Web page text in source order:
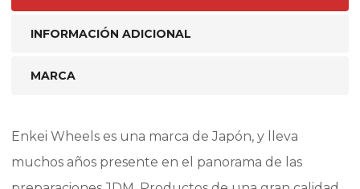
INFORMACIÓN ADICIONAL
MARCA
Enkei Wheels es una marca de Japón, y lleva
muchos años presente en el panorama de las